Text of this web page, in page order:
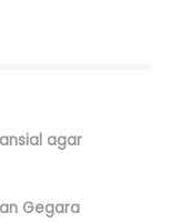
agar
Gegara